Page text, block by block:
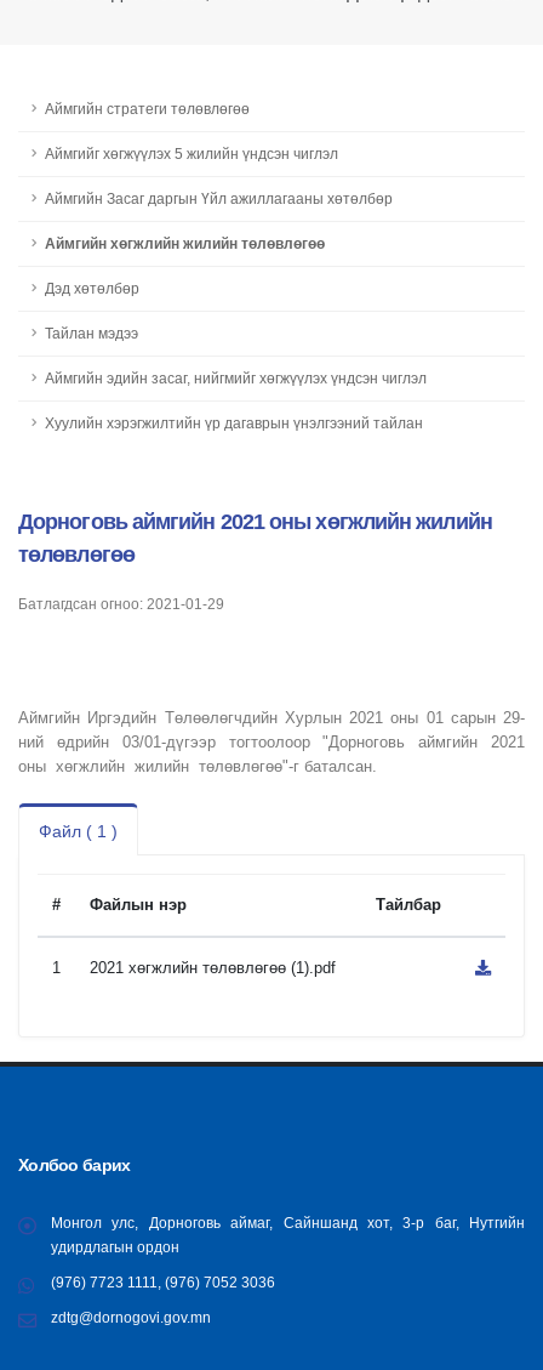
Аймгийн стратеги төлөвлөгөө
Aймгийг хөгжүүлэх 5 жилийн үндсэн чиглэл
Аймгийн Засаг даргын Үйл ажиллагааны хөтөлбөр
Aймгийн хөгжлийн жилийн төлөвлөгөө
Дэд хөтөлбөр
Тайлан мэдээ
Аймгийн эдийн засаг, нийгмийг хөгжүүлэх үндсэн чиглэл
Хуулийн хэрэгжилтийн үр дагаврын үнэлгээний тайлан
Дорноговь аймгийн 2021 оны хөгжлийн жилийн
төлөвлөгөө
Батлагдсан огноо: 2021-01-29
Аймгийн Иргэдийн Төлөөлөгчдийн Хурлын 2021 оны 01 сарын 29-
ний өдрийн 03/01-дүгээр тогтоолоор "Дорноговь аймгийн 2021
оны хөгжлийн жилийн төлөвлөгөө"-г баталсан.
Файл ( 1 )
# Файлын нэр Тайлбар
1 2021 хөгжлийн төлөвлөгөө (1).pdf
Холбоо барих
Монгол улс, Дорноговь аймаг, Сайншанд хот, 3-р баг, Нутгийн
удирдлагын ордон
(976) 7723 1111, (976) 7052 3036
zdtg@dornogovi.gov.mn